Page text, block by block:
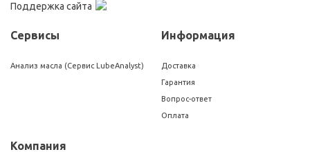
Поддержка сайта
Сервисы
Анализ масла (Сервис LubeAnalyst)
Информация
Доставка
Гарантия
Вопрос-ответ
Оплата
Компания